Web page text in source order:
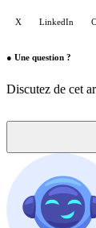
X LinkedIn
● Une question ?
Discutez de cet